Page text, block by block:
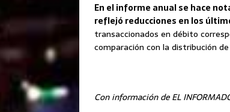
En el informe anual se hace
reflejó reducciones en los
transaccionados en débito
comparación con la distribución
Con información de EL